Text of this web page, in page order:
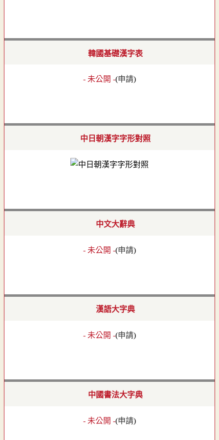
韓國基礎漢字表
- 未公開 -(申請)
中日朝漢字字形對照
中文大辭典
- 未公開 -(申請)
漢語大字典
- 未公開 -(申請)
中國書法大字典
- 未公開 -(申請)